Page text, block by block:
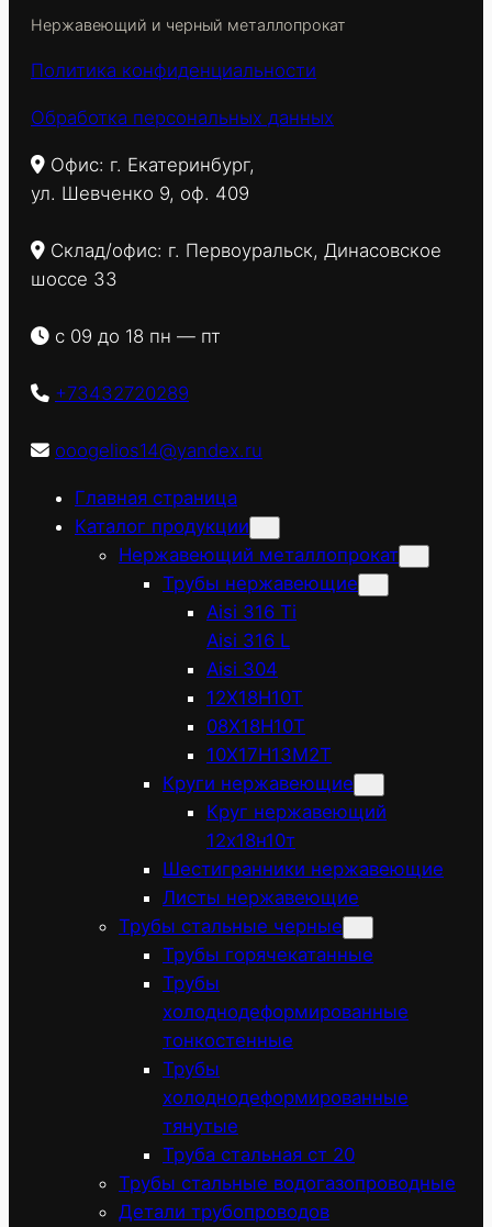
Нержавеющий и черный металлопрокат
Политика конфиденциальности
Обработка персональных данных
Офис: г. Екатеринбург,
ул. Шевченко 9, оф. 409
Склад/офис: г. Первоуральск, Динасовское
шоссе 33
с 09 до 18 пн — пт
+73432720289
ooogelios14@yandex.ru
Главная страница
Каталог продукции
Нержавеющий металлопрокат
Трубы нержавеющие
Aisi 316 Ti
Aisi 316 L
Aisi 304
12Х18Н10Т
08Х18Н10Т
10Х17Н13М2Т
Круги нержавеющие
Круг нержавеющий
12х18н10т
Шестигранники нержавеющие
Листы нержавеющие
Трубы стальные черные
Трубы горячекатанные
Трубы
холоднодеформированные
тонкостенные
Трубы
холоднодеформированные
тянутые
Труба стальная ст 20
Трубы стальные водогазопроводные
Детали трубопроводов